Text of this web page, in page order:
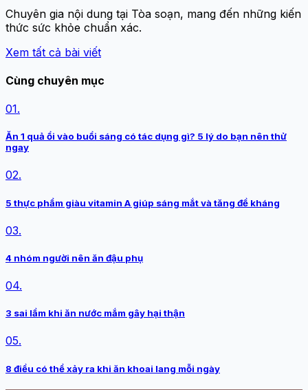
Chuyên gia nội dung tại Tòa soạn, mang đến những kiến
thức sức khỏe chuẩn xác.
Xem tất cả bài viết
Cùng chuyên mục
01.
Ăn 1 quả ổi vào buổi sáng có tác dụng gì? 5 lý do bạn nên thử
ngay
02.
5 thực phẩm giàu vitamin A giúp sáng mắt và tăng đề kháng
03.
4 nhóm người nên ăn đậu phụ
04.
3 sai lầm khi ăn nước mắm gây hại thận
05.
8 điều có thể xảy ra khi ăn khoai lang mỗi ngày